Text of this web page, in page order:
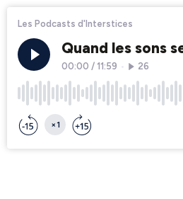
Les Podcasts d'Interstices
Quand les sons
00:00 / 11:59 26
×1